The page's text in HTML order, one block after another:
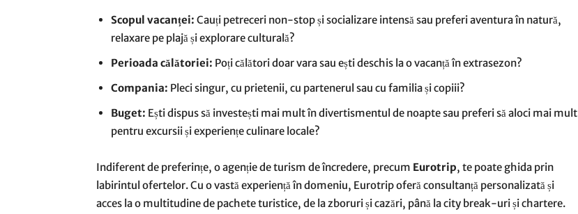
Scopul vacanței: Cauți petreceri non-stop și socializare intensă sau preferi aventura în natură,
relaxare pe plajă și explorare culturală?
Perioada călătoriei: Poți călători doar vara sau ești deschis la o vacanță în extrasezon?
Compania: Pleci singur, cu prietenii, cu partenerul sau cu familia și copiii?
Buget: Ești dispus să investești mai mult în divertismentul de noapte sau preferi să aloci mai mult
pentru excursii și experiențe culinare locale?
Indiferent de preferințe, o agenție de turism de încredere, precum Eurotrip, te poate ghida prin
labirintul ofertelor. Cu o vastă experiență în domeniu, Eurotrip oferă consultanță personalizată și
acces la o multitudine de pachete turistice, de la zboruri și cazări, până la city break-uri și chartere.